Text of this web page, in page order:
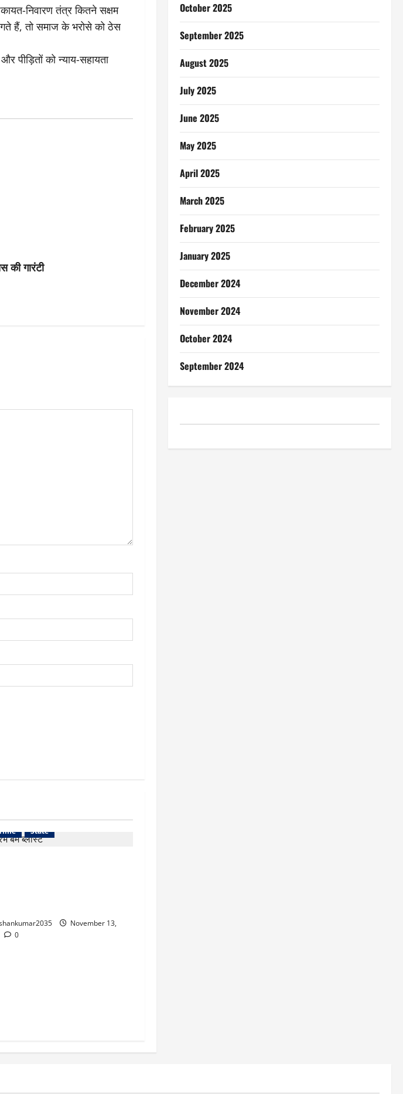
निवारण तंत्र कितने सक्षम
हैं, तो समाज के भरोसे को ठेस
पीड़ितों को न्याय-सहायता
की गारंटी
State
November 13,
0
October 2025
September 2025
August 2025
July 2025
June 2025
May 2025
April 2025
March 2025
February 2025
January 2025
December 2024
November 2024
October 2024
September 2024